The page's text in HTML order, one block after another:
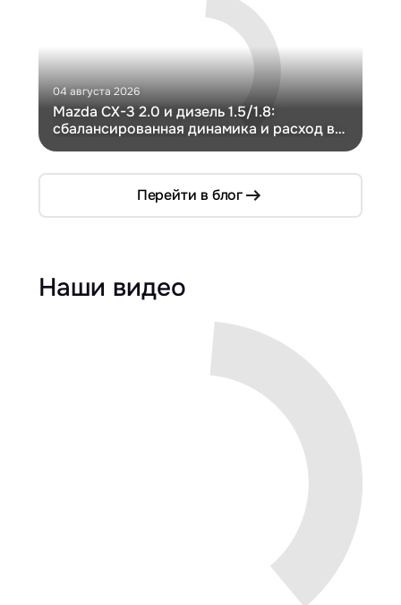
04 августа 2026
Mazda CX-3 2.0 и дизель 1.5/1.8:
сбалансированная динамика и расход в
Перейти в блог
Наши видео